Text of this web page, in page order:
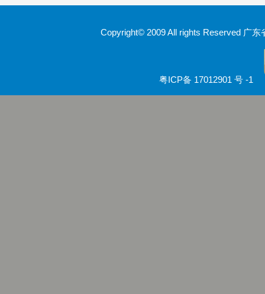
Copyright© 2009 All rights Reserved 广
粤ICP备 17012901 号 -1